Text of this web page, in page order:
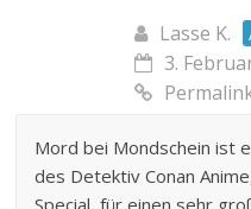
Lasse K.
3.
Mord bei Mondschein ist
des Detektiv Conan